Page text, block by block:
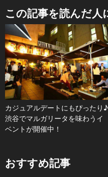
この記事を読んだ人
カジュアルデートにもぴったり♪
渋谷でマルガリータを味わうイ
ベントが開催中！
おすすめ記事